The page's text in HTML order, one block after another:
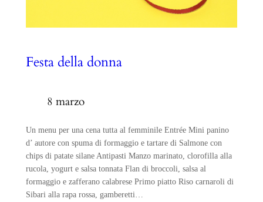
Festa della donna
8 marzo
Un menu per una cena tutta al femminile Entrée Mini panino
d’ autore con spuma di formaggio e tartare di Salmone con
chips di patate silane Antipasti Manzo marinato, clorofilla alla
rucola, yogurt e salsa tonnata Flan di broccoli, salsa al
formaggio e zafferano calabrese Primo piatto Riso carnaroli di
Sibari alla rapa rossa, gamberetti…